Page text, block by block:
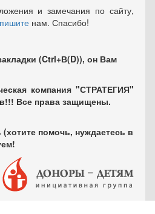
и замечания по сайту,
нам. Спасибо!
(Ctrl+В(D)), он Вам
компания "СТРАТЕГИЯ"
Все права защищены.
помочь, нуждаетесь в